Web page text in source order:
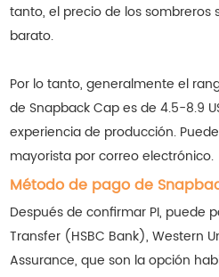
tanto, el precio de los sombreros
barato.
Por lo tanto, generalmente el
de Snapback Cap es de 4.5-8.9
experiencia de producción.
mayorista por correo electrónico.
Método de pago de
Después de confirmar PI, puede
Transfer (HSBC Bank), Western
Assurance, que son la opción